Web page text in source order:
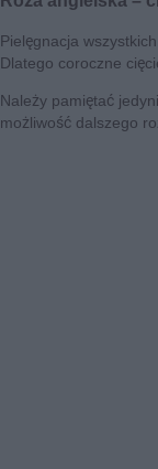
Pielęgnacja
Dlatego coroczne
Należy pamiętać
możliwość dalszego